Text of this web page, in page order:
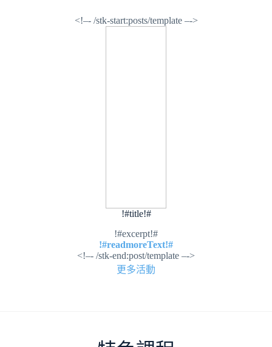
<!–- /stk-start:posts/template –->
!#title!#
!#excerpt!#
!#readmoreText!#
<!–- /stk-end:post/template –->
更多活動